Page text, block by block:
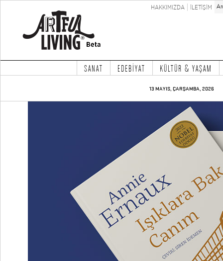
HAKKIMIZDA İLETİŞİM
SANAT EDEBİYAT KÜLTÜR & YAŞAM
13 MAYIS, ÇARŞAMBA, 2026